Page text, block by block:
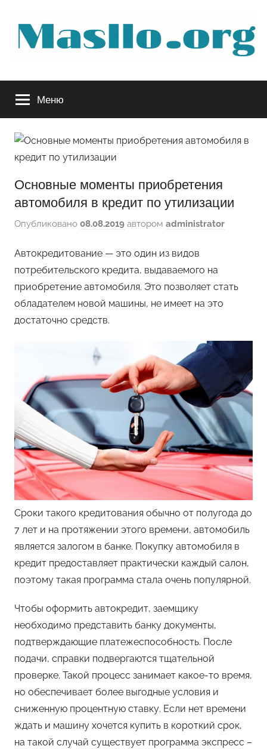
содержимому
Руководство
по
обслуживанию
авто
Меню
Основные моменты приобретения
автомобиля в кредит по утилизации
Опубликовано 08.08.2019 автором administrator
Автокредитование — это один из видов
потребительского кредита, выдаваемого на
приобретение автомобиля. Это позволяет стать
обладателем новой машины, не имеет на это
достаточно средств.
Сроки такого кредитования обычно от полугода до
7 лет и на протяжении этого времени, автомобиль
является залогом в банке. Покупку автомобиля в
кредит предоставляет практически каждый салон,
поэтому такая программа стала очень популярной.
Чтобы оформить автокредит, заемщику
необходимо представить банку документы,
подтверждающие платежеспособность. После
подачи, справки подвергаются тщательной
проверке. Такой процесс занимает какое-то время,
но обеспечивает более выгодные условия и
сниженную процентную ставку. Если нет времени
ждать и машину хочется купить в короткий срок,
на такой случай существует программа экспресс –